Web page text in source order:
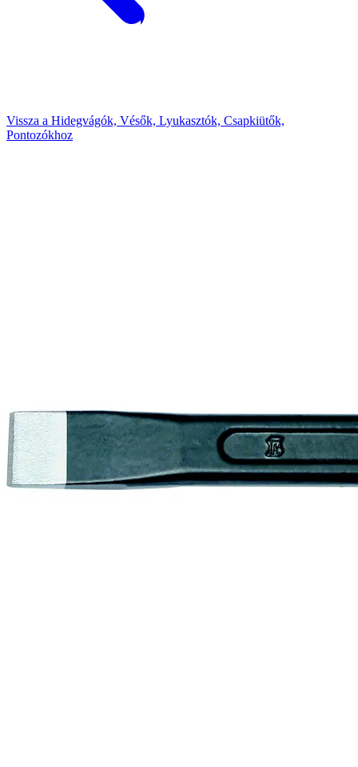
Vissza a Hidegvágók, Vésők, Lyukasztók, Csapkiütők,
Pontozókhoz